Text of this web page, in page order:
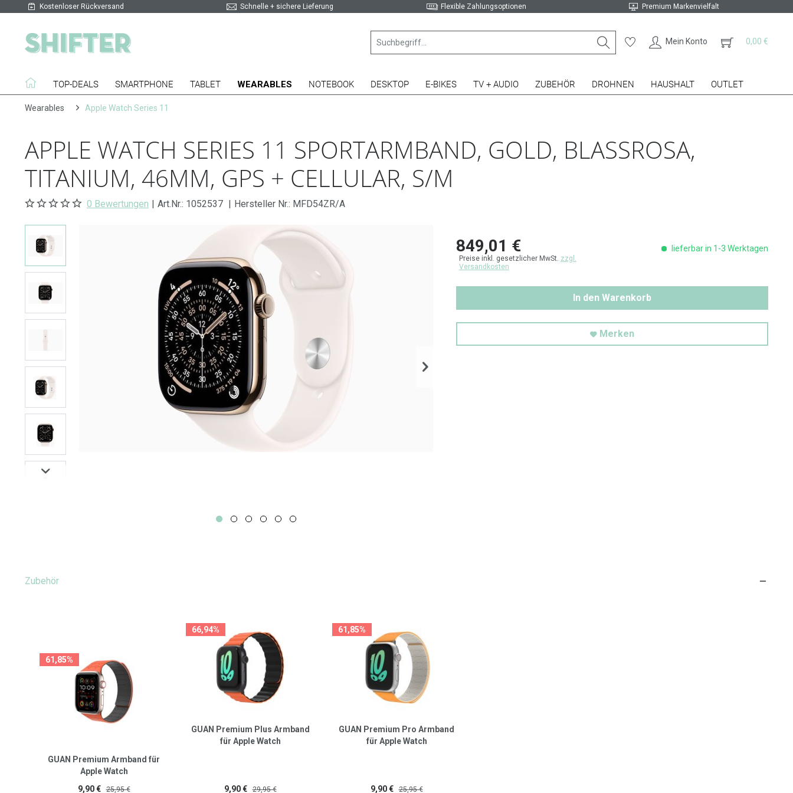
Kostenloser Rückversand Schnelle + sichere Lieferung Flexible Zahlungsoptionen Premium Markenvielfalt
Mein Konto 0,00 €
TOP-DEALS SMARTPHONE TABLET WEARABLES NOTEBOOK DESKTOP E-BIKES TV + AUDIO ZUBEHÖR DROHNEN HAUSHALT OUTLET
Wearables Apple Watch Series 11
APPLE WATCH SERIES 11 SPORTARMBAND, GOLD, BLASSROSA,
TITANIUM, 46MM, GPS + CELLULAR, S/M
0 Bewertungen | Art.Nr.: 1052537 | Hersteller Nr.: MFD54ZR/A
849,01 €
Preise inkl. gesetzlicher MwSt. zzgl.
Versandkosten
lieferbar in 1-3 Werktagen
In den Warenkorb
Merken
Zubehör
61,85%
GUAN Premium Armband für
Apple Watch
9,90 €
25,95 €
66,94%
GUAN Premium Plus Armband
für Apple Watch
9,90 € 29,95 €
61,85%
GUAN Premium Pro Armband
für Apple Watch
9,90 € 25,95 €